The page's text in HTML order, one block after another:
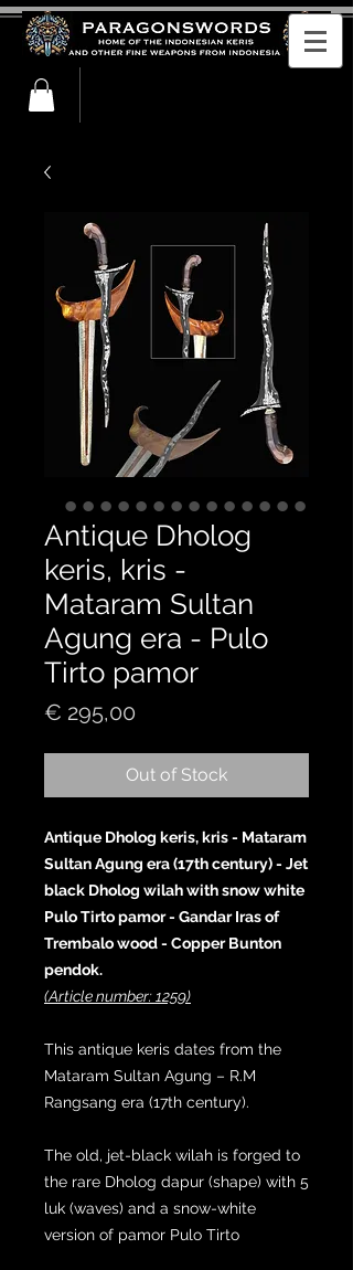
Antique Dholog
keris, kris -
Mataram Sultan
Agung era - Pulo
Tirto pamor
€ 295,00
Out of Stock
Antique Dholog keris, kris - Mataram
Sultan Agung era (17th century) - Jet
black Dholog wilah with snow white
Pulo Tirto pamor - Gandar Iras of
Trembalo wood - Copper Bunton
pendok.
(Article number: 1259)
This antique keris dates from the
Mataram Sultan Agung – R.M
Rangsang era (17th century).
The old, jet-black wilah is forged to
the rare Dholog dapur (shape) with 5
luk (waves) and a snow-white
version of pamor Pulo Tirto